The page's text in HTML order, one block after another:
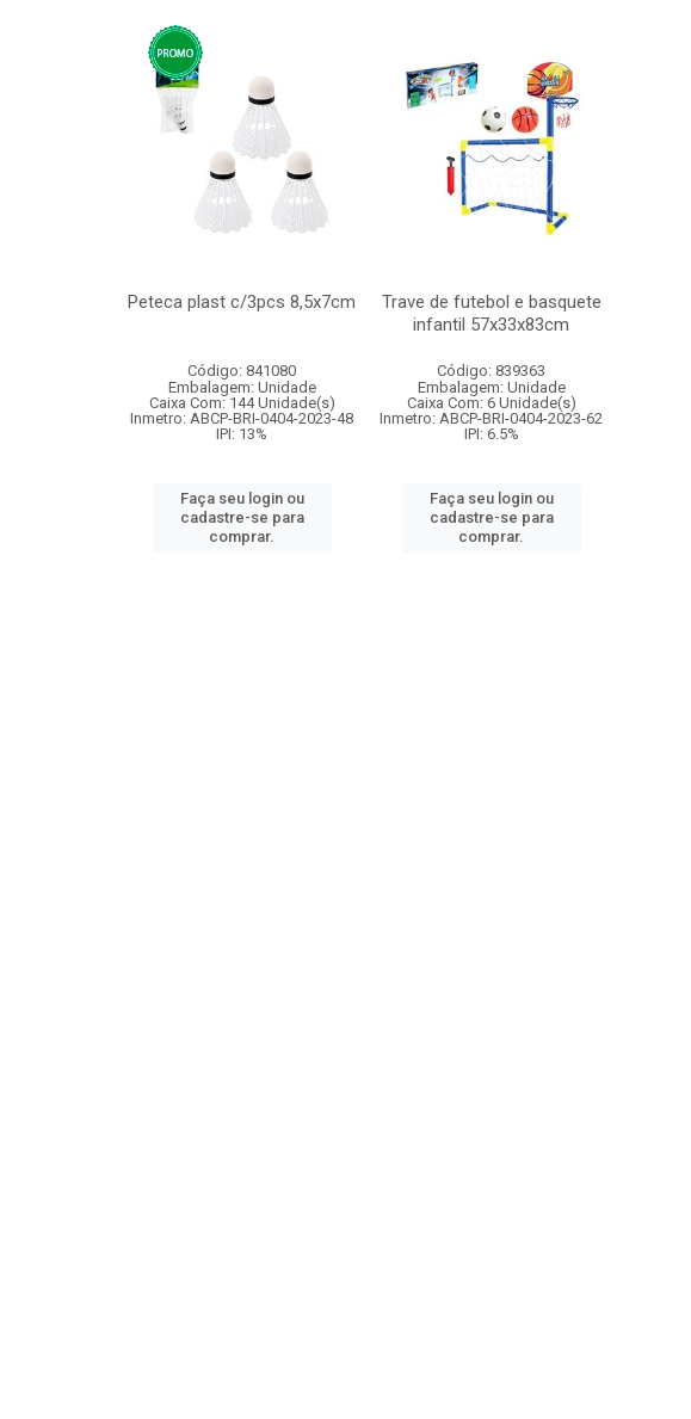
Peteca plast c/3pcs 8,5x7cm
Código: 841080
Embalagem: Unidade
Caixa Com: 144 Unidade(s)
Inmetro: ABCP-BRI-0404-2023-48
IPI: 13%
Faça seu login ou
cadastre-se para
comprar.
Trave de futebol e basquete
infantil 57x33x83cm
Código: 839363
Embalagem: Unidade
Caixa Com: 6 Unidade(s)
Inmetro: ABCP-BRI-0404-2023-62
IPI: 6.5%
Faça seu login ou
cadastre-se para
comprar.